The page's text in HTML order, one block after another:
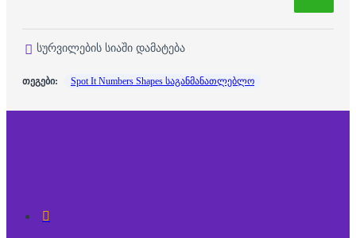
სურვილების სიაში დამატება
თეგები: Spot It Numbers Shapes საგანმანათლებლო